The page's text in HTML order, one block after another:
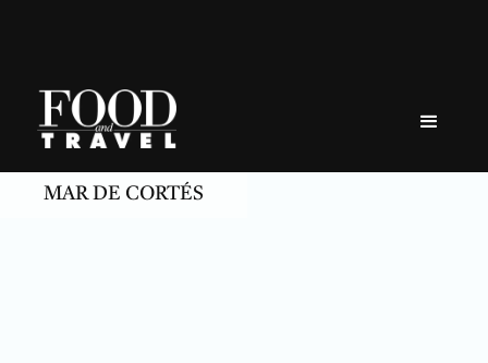
MAR DE CORTÉS